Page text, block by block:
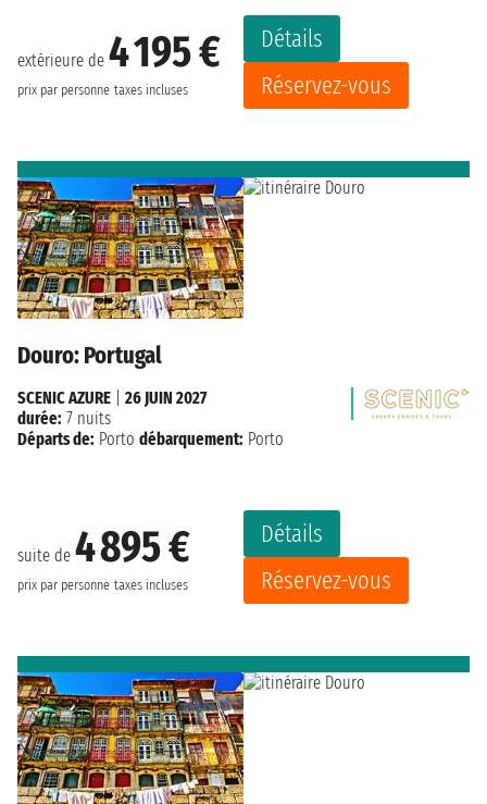
extérieure de 4 195 €
prix par personne taxes incluses
Détails
Réservez-vous
Douro: Portugal
suite de 4 895 €
prix par personne taxes incluses
Détails
Réservez-vous
SCENIC AZURE
26 JUIN 2027
durée: 7 nuits
Départs de: Porto débarquement: Porto